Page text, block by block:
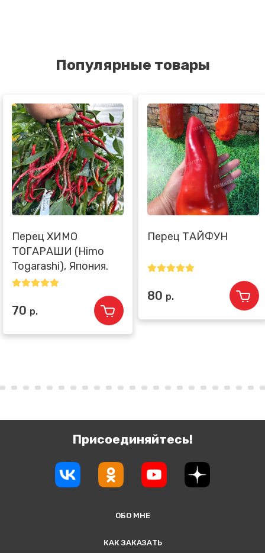
Популярные товары
Перец ХИМО
ТОГАРАШИ (Himo
Togarashi), Япония.
70 р.
Перец ТАЙФУН
80 р.
Присоединяйтесь!
ОБО МНЕ
КАК ЗАКАЗАТЬ